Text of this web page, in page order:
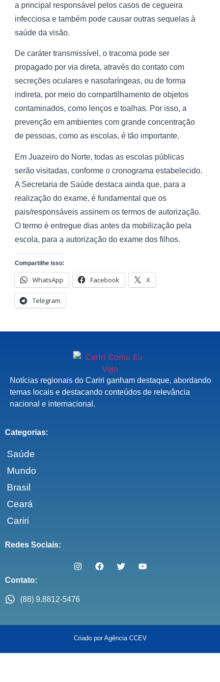
a principal responsável pelos casos de cegueira
infecciosa e também pode causar outras sequelas à
saúde da visão.
De caráter transmissível, o tracoma pode ser
propagado por via direta, através do contato com
secreções oculares e nasofaríngeas, ou de forma
indireta, por meio do compartilhamento de objetos
contaminados, como lenços e toalhas. Por isso, a
prevenção em ambientes com grande concentração
de pessoas, como as escolas, é tão importante.
Em Juazeiro do Norte, todas as escolas públicas
serão visitadas, conforme o cronograma estabelecido.
A Secretaria de Saúde destaca ainda que, para a
realização do exame, é fundamental que os
pais/responsáveis assinem os termos de autorização.
O termo é entregue dias antes da mobilização pela
escola, para a autorização do exame dos filhos.
Compartilhe isso:
WhatsApp Facebook X
Telegram
Notícias regionais do Cariri ganham destaque, abordando
temas locais e destacando conteúdos de relevância
nacional e internacional.
Categorias:
Saúde
Mundo
Brasil
Ceará
Cariri
Redes Sociais:
Contato:
(88) 9.8812-5476
Criado por Agência CCEV